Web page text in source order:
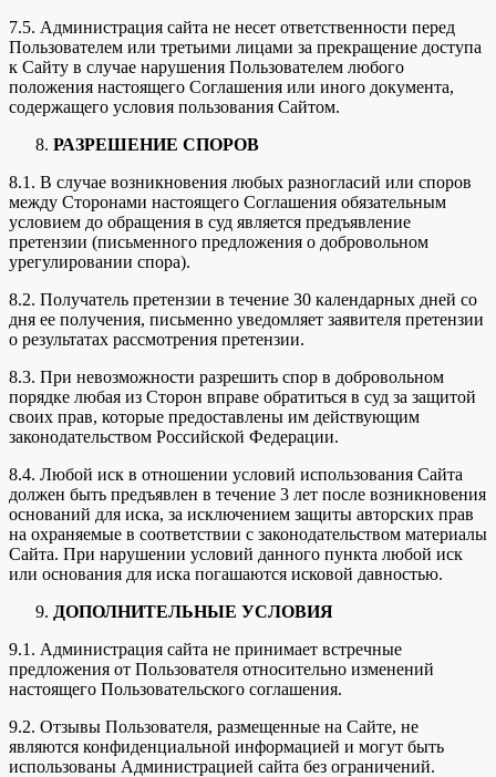
7.5. Администрация сайта не несет ответственности перед
Пользователем или третьими лицами за прекращение доступа
к Сайту в случае нарушения Пользователем любого
положения настоящего Соглашения или иного документа,
содержащего условия пользования Сайтом.
РАЗРЕШЕНИЕ СПОРОВ
8.1. В случае возникновения любых разногласий или споров
между Сторонами настоящего Соглашения обязательным
условием до обращения в суд является предъявление
претензии (письменного предложения о добровольном
урегулировании спора).
8.2. Получатель претензии в течение 30 календарных дней со
дня ее получения, письменно уведомляет заявителя претензии
о результатах рассмотрения претензии.
8.3. При невозможности разрешить спор в добровольном
порядке любая из Сторон вправе обратиться в суд за защитой
своих прав, которые предоставлены им действующим
законодательством Российской Федерации.
8.4. Любой иск в отношении условий использования Сайта
должен быть предъявлен в течение 3 лет после возникновения
оснований для иска, за исключением защиты авторских прав
на охраняемые в соответствии с законодательством материалы
Сайта. При нарушении условий данного пункта любой иск
или основания для иска погашаются исковой давностью.
ДОПОЛНИТЕЛЬНЫЕ УСЛОВИЯ
9.1. Администрация сайта не принимает встречные
предложения от Пользователя относительно изменений
настоящего Пользовательского соглашения.
9.2. Отзывы Пользователя, размещенные на Сайте, не
являются конфиденциальной информацией и могут быть
использованы Администрацией сайта без ограничений.